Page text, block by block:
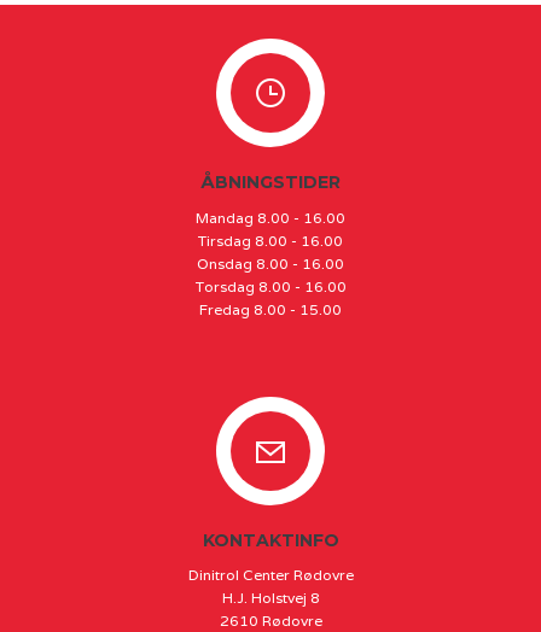
ÅBNINGSTIDER
Mandag 8.00 - 16.00
Tirsdag 8.00 - 16.00
Onsdag 8.00 - 16.00
Torsdag 8.00 - 16.00
Fredag 8.00 - 15.00
KONTAKTINFO
Dinitrol Center Rødovre
H.J. Holstvej 8
2610 Rødovre